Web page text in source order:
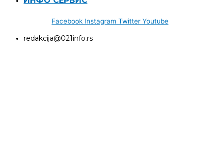
Facebook Instagram Twitter Youtube
redakcija@021info.rs